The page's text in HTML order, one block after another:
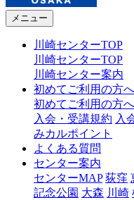
メニュー
川崎センターTOP
川崎センターTOP
川崎センター案内
初めてご利用の方へ
初めてご利用の方へ
入会・受講規約 入
みカルポイント
よくある質問
センター案内
センターMAP 荻窪
記念公園 大森 川崎